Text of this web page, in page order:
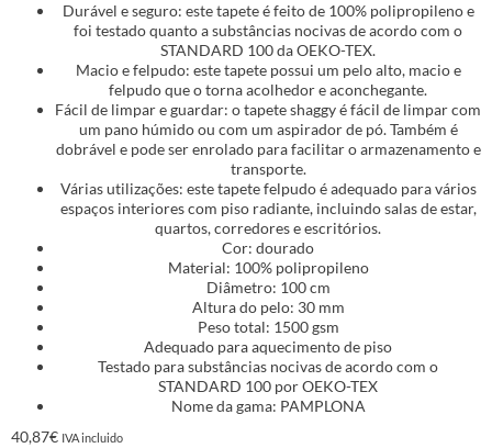
Durável e seguro: este tapete é feito de 100% polipropileno e
foi testado quanto a substâncias nocivas de acordo com o
STANDARD 100 da OEKO-TEX.
Macio e felpudo: este tapete possui um pelo alto, macio e
felpudo que o torna acolhedor e aconchegante.
Fácil de limpar e guardar: o tapete shaggy é fácil de limpar com
um pano húmido ou com um aspirador de pó. Também é
dobrável e pode ser enrolado para facilitar o armazenamento e
transporte.
Várias utilizações: este tapete felpudo é adequado para vários
espaços interiores com piso radiante, incluindo salas de estar,
quartos, corredores e escritórios.
Cor: dourado
Material: 100% polipropileno
Diâmetro: 100 cm
Altura do pelo: 30 mm
Peso total: 1500 gsm
Adequado para aquecimento de piso
Testado para substâncias nocivas de acordo com o
STANDARD 100 por OEKO-TEX
Nome da gama: PAMPLONA
40,87€ IVA incluido